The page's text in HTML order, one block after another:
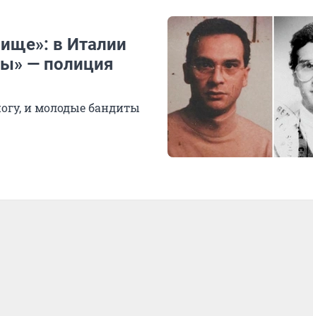
в Италии
— полиция
и молодые бандиты